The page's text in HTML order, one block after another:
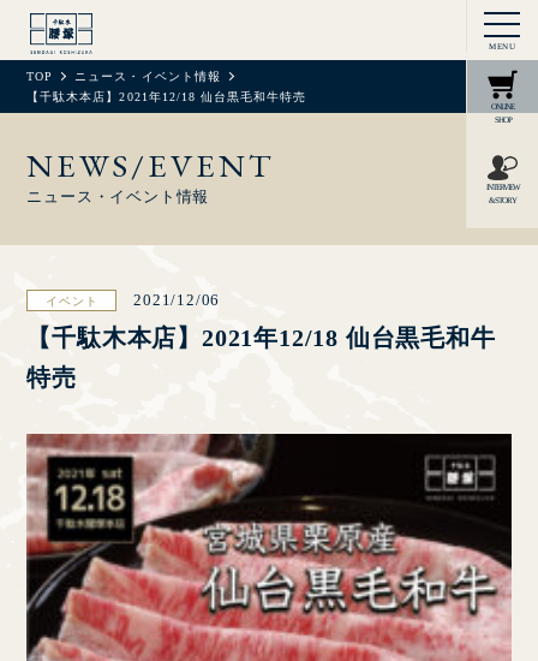
MENU
ONLINE
SHOP
INTERVIEW
& STORY
TOP
ニュース・イベント情報
【千駄木本店】2021年12/18 仙台黒毛和牛特売
NEWS/EVENT
ニュース・イベント情報
イベント 2021/12/06
【千駄木本店】2021年12/18 仙台黒毛和牛
特売